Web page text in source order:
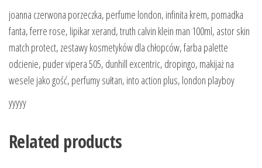
joanna czerwona porzeczka, perfume london, infinita krem, pomadka
fanta, ferre rose, lipikar xerand, truth calvin klein man 100ml, astor skin
match protect, zestawy kosmetyków dla chłopców, farba palette
odcienie, puder vipera 505, dunhill excentric, dropingo, makijaż na
wesele jako gość, perfumy sułtan, into action plus, london playboy
yyyyy
Related products